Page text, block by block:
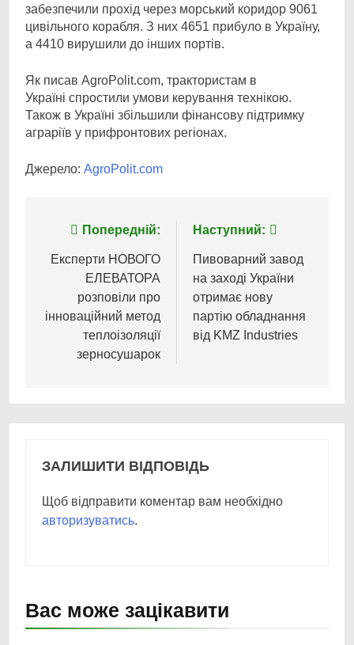
забезпечили прохід через морський коридор 9061
цивільного корабля. З них 4651 прибуло в Україну,
а 4410 вирушили до інших портів.
Як писав AgroPolit.com, трактористам в
Україні спростили умови керування технікою.
Також в Україні збільшили фінансову підтримку
аграріїв у прифронтових регіонах.
Джерело: AgroPolit.com
Навігація
записів
Попередній:
Експерти НОВОГО
ЕЛЕВАТОРА
розповіли про
інноваційний метод
теплоізоляції
зерносушарок
Наступний:
Пивоварний завод
на заході України
отримає нову
партію обладнання
від KMZ Industries
ЗАЛИШИТИ ВІДПОВІДЬ
Щоб відправити коментар вам необхідно
авторизуватись.
Вас може зацікавити